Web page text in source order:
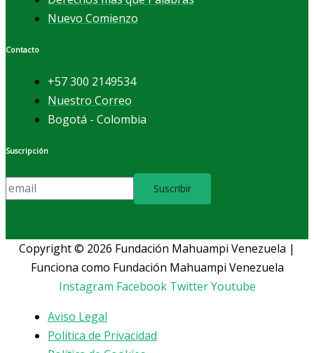
Nuevo Comienzo
Contacto
+57 300 2149534
Nuestro Correo
Bogotá - Colombia
Suscripción
Copyright © 2026 Fundación Mahuampi Venezuela |
Funciona como Fundación Mahuampi Venezuela
Instagram Facebook Twitter Youtube
Aviso Legal
Política de Privacidad